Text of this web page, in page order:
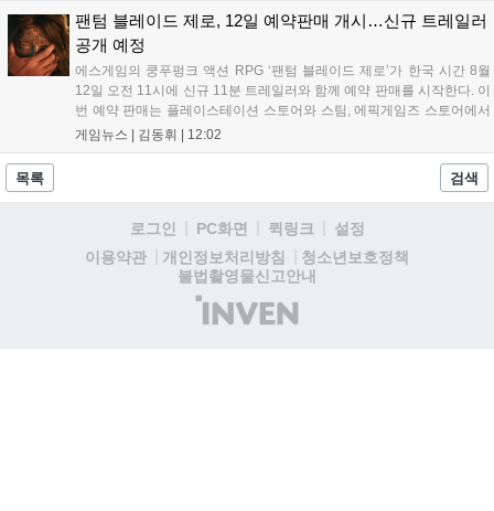
의 디비전 요원이 되어...
팬텀 블레이드 제로, 12일 예약판매 개시…신규 트레일러
공개 예정
에스게임의 쿵푸펑크 액션 RPG ‘팬텀 블레이드 제로’가 한국 시간 8월
12일 오전 11시에 신규 11분 트레일러와 함께 예약 판매를 시작한다. 이
번 예약 판매는 플레이스테이션 스토어와 스팀, 에픽게임즈 스토어에서
진행되며, 개발이 완료된 게임은 10월 29일 정식 출시될 예정이다. 언리
게임뉴스 | 김동휘 12:02
목록 검색
로그인 PC화면 퀵링크
설정
이용약관
개인정보처리방침
청소년보호정책
불법촬영물신고안내
(주)
인